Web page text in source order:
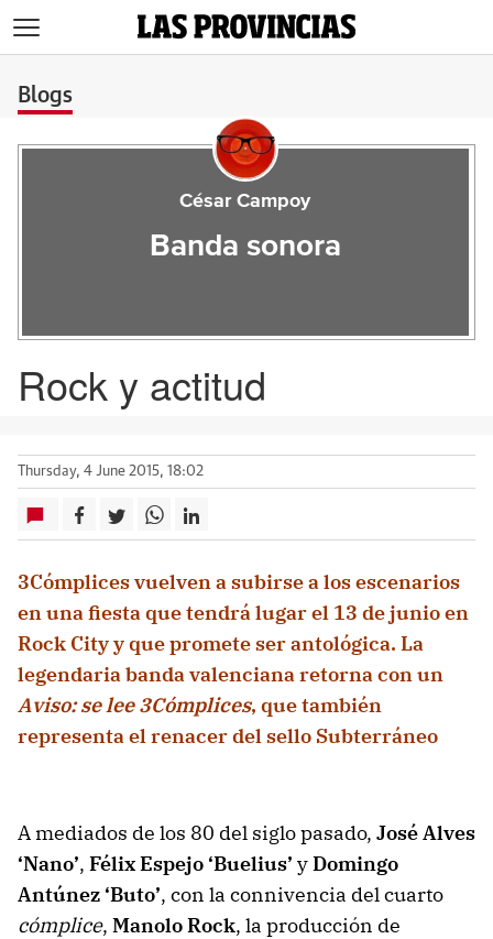
Blogs
César Campoy
Banda sonora
Rock y actitud
Thursday, 4 June 2015, 18:02
3Cómplices vuelven a subirse a los escenarios
en una fiesta que tendrá lugar el 13 de junio en
Rock City y que promete ser antológica. La
legendaria banda valenciana retorna con un
Aviso: se lee 3Cómplices, que también
representa el renacer del sello Subterráneo
A mediados de los 80 del siglo pasado, José Alves
‘Nano’, Félix Espejo ‘Buelius’ yDomingo
Antúnez ‘Buto’, con la connivencia del cuarto
cómplice, Manolo Rock, la producción de